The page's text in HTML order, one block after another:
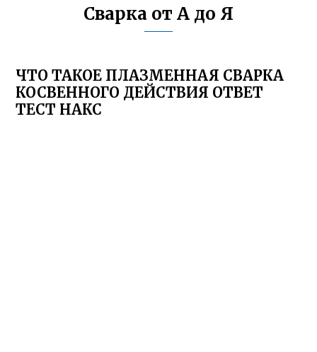
Сварка от А до Я
ЧТО ТАКОЕ ПЛАЗМЕННАЯ СВАРКА
КОСВЕННОГО ДЕЙСТВИЯ ОТВЕТ
ТЕСТ НАКС